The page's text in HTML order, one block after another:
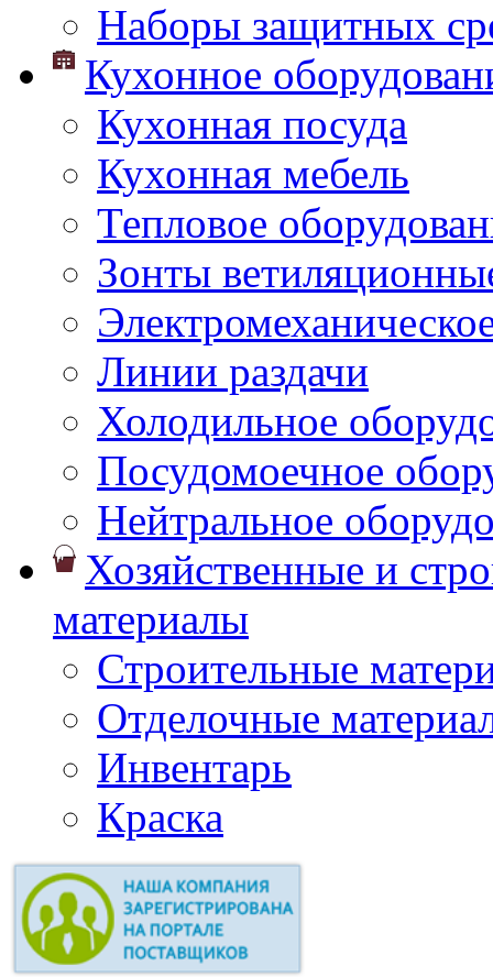
Наборы защитных
Кухонное
Кухонная посуда
Кухонная мебель
Тепловое
Зонты
Линии раздачи
Холодильное
Посудомоечное
Нейтральное
Хозяйственные и
материалы
Строительные
Отделочные
Инвентарь
Краска